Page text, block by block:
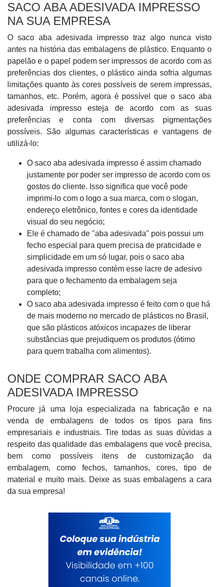
SACO ABA ADESIVADA IMPRESSO
NA SUA EMPRESA
O saco aba adesivada impresso traz algo nunca visto
antes na história das embalagens de plástico. Enquanto o
papelão e o papel podem ser impressos de acordo com as
preferências dos clientes, o plástico ainda sofria algumas
limitações quanto às cores possíveis de serem impressas,
tamanhos, etc. Porém, agora é possível que o saco aba
adesivada impresso esteja de acordo com as suas
preferências e conta com diversas pigmentações
possíveis. São algumas características e vantagens de
utilizá-lo:
O saco aba adesivada impresso é assim chamado
justamente por poder ser impresso de acordo com os
gostos do cliente. Isso significa que você pode
imprimi-lo com o logo a sua marca, com o slogan,
endereço eletrônico, fontes e cores da identidade
visual do seu negócio;
Ele é chamado de "aba adesivada" pois possui um
fecho especial para quem precisa de praticidade e
simplicidade em um só lugar, pois o saco aba
adesivada impresso contém esse lacre de adesivo
para que o fechamento da embalagem seja
completo;
O saco aba adesivada impresso é feito com o que há
de mais moderno no mercado de plásticos no Brasil,
que são plásticos atóxicos incapazes de liberar
substâncias que prejudiquem os produtos (ótimo
para quem trabalha com alimentos).
ONDE COMPRAR SACO ABA
ADESIVADA IMPRESSO
Procure já uma loja especializada na fabricação e na
venda de embalagens de todos os tipos para fins
empresariais e industriais. Tire todas as suas dúvidas a
respeito das qualidade das embalagens que você precisa,
bem como possíveis itens de customização da
embalagem, como fechos, tamanhos, cores, tipo de
material e muito mais. Deixe as suas embalagens a cara
da sua empresa!